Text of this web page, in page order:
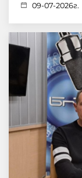
09-07-2026г.